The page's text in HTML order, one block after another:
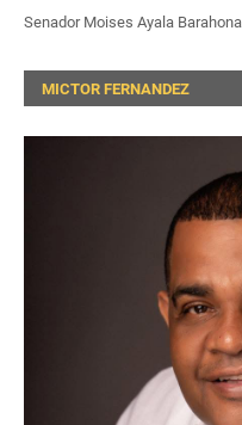
Senador Moises Ayala Barahona
MICTOR FERNANDEZ